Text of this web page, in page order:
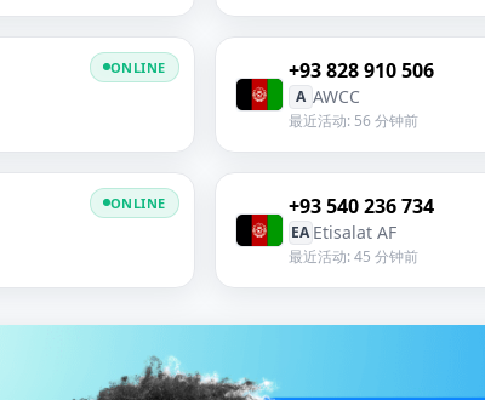
ONLINE +93 828 910 506
A AWCC
最近活动: 56 分钟前
ONLINE +93 540 236 734
EA Etisalat AF
最近活动: 45 分钟前